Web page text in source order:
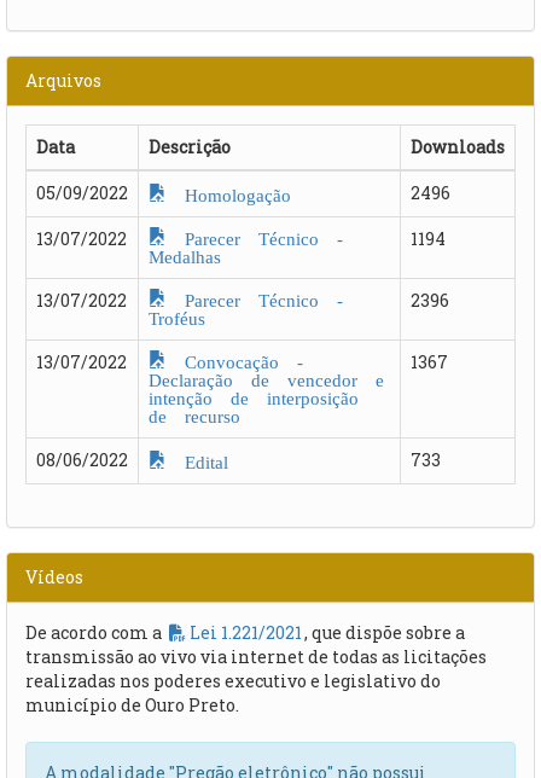
Arquivos
Data Descrição
Downloads
05/09/2022
Homologação
2496
13/07/2022
Parecer Técnico -
Medalhas
1194
13/07/2022
Parecer Técnico -
Troféus
2396
13/07/2022
Convocação -
Declaração de vencedor e
intenção de interposição
de recurso
1367
08/06/2022 Edital 733
Vídeos
De acordo com a Lei 1.221/2021 , que dispõe sobre a
transmissão ao vivo via internet de todas as licitações
realizadas nos poderes executivo e legislativo do
município de Ouro Preto.
A modalidade "Pregão eletrônico" não possui